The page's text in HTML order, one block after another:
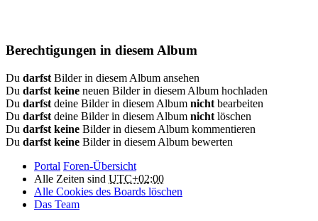
Berechtigungen in diesem Album
Du darfst Bilder in diesem Album ansehen
Du darfst keine neuen Bilder in diesem Album hochladen
Du darfst deine Bilder in diesem Album nicht bearbeiten
Du darfst deine Bilder in diesem Album nicht löschen
Du darfst keine Bilder in diesem Album kommentieren
Du darfst keine Bilder in diesem Album bewerten
Portal Foren-Übersicht
Alle Zeiten sind UTC+02:00
Alle Cookies des Boards löschen
Das Team